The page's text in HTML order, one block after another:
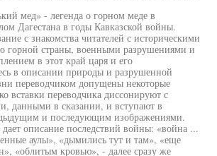
мед» - легенда о горном меде в
Дагестана в годы Кавказской войны.
с знакомства читателей с историческими
горной страны, военными разрушениями и
в этот край царя и его
в описании природы и разрушенной
переводчиком допущены некоторые
вставки переводчика диссонируют с
данными в сказании, и вступают в
и последующим изображениями.
описание последствий войны: «война ...
аулы», «дымились тут и там», «еще
«облитым кровью», - далее сразу же